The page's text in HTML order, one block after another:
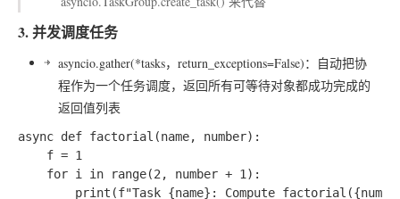
3. 并发调度任务
asyncio.gather(*tasks，return_exceptions=False)：自动把协
程作为一个任务调度，返回所有可等待对象都成功完成的
返回值列表
async def factorial(name, number):
    f = 1
    for i in range(2, number + 1):
print(f"Task {name}: Compute